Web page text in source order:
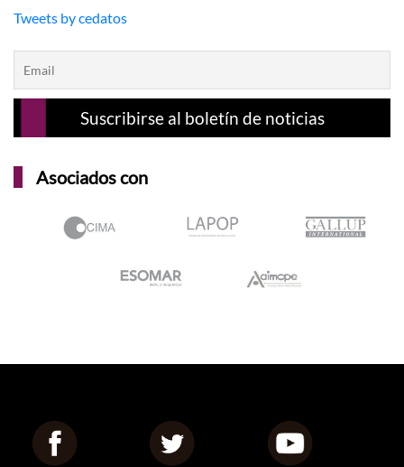
Tweets by cedatos
Asociados con